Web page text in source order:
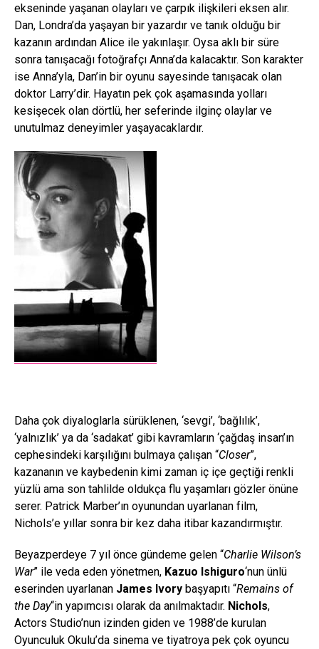
ekseninde yaşanan olayları ve çarpık ilişkileri eksen alır.
Dan, Londra’da yaşayan bir yazardır ve tanık olduğu bir
kazanın ardından Alice ile yakınlaşır. Oysa aklı bir süre
sonra tanışacağı fotoğrafçı Anna’da kalacaktır. Son karakter
ise Anna’yla, Dan’in bir oyunu sayesinde tanışacak olan
doktor Larry’dir. Hayatın pek çok aşamasında yolları
kesişecek olan dörtlü, her seferinde ilginç olaylar ve
unutulmaz deneyimler yaşayacaklardır.
Daha çok diyaloglarla sürüklenen, ‘sevgi’, ‘bağlılık’,
‘yalnızlık’ ya da ‘sadakat’ gibi kavramların ‘çağdaş insan’ın
cephesindeki karşılığını bulmaya çalışan “Closer”,
kazananın ve kaybedenin kimi zaman iç içe geçtiği renkli
yüzlü ama son tahlilde oldukça flu yaşamları gözler önüne
serer. Patrick Marber’ın oyunundan uyarlanan film,
Nichols’e yıllar sonra bir kez daha itibar kazandırmıştır.
Beyazperdeye 7 yıl önce gündeme gelen “Charlie Wilson’s
War” ile veda eden yönetmen, Kazuo Ishiguro‘nun ünlü
eserinden uyarlanan James Ivory başyapıtı “Remains of
the Day“in yapımcısı olarak da anılmaktadır. Nichols,
Actors Studio’nun izinden giden ve 1988’de kurulan
Oyunculuk Okulu’da sinema ve tiyatroya pek çok oyuncu